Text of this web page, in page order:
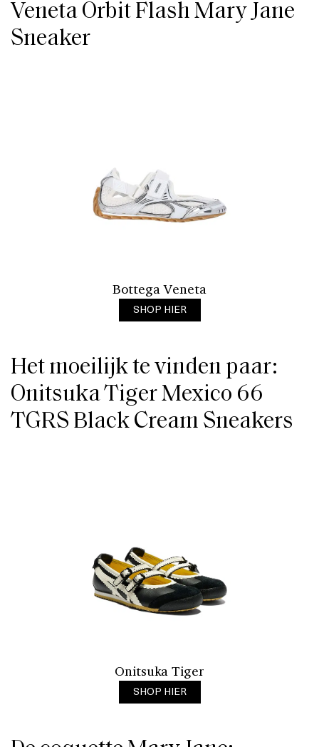
Veneta Orbit Flash Mary Jane
Sneaker
Bottega Veneta
SHOP HIER
Het moeilijk te vinden paar:
Onitsuka Tiger Mexico 66
TGRS Black Cream Sneakers
Onitsuka Tiger
SHOP HIER